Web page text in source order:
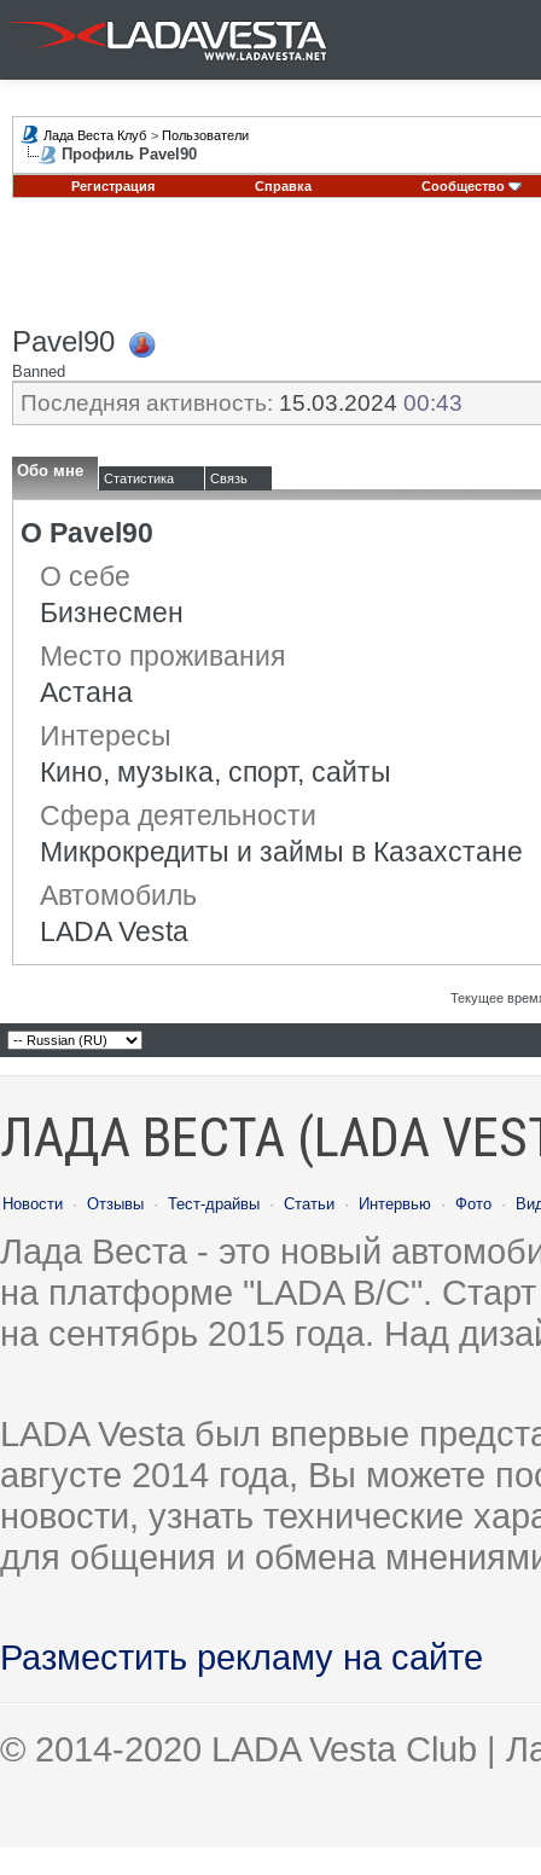
Лада Веста Клуб > Пользователи
Профиль Pavel90
Регистрация Справка Сообщество
Pavel90
Banned
Последняя активность: 15.03.2024 00:43
Обо мне Статистика Связь
О Pavel90
О себе
Бизнесмен
Место проживания
Астана
Интересы
Кино, музыка, спорт, сайты
Сфера деятельности
Микрокредиты и займы в Казахстане
Автомобиль
LADA Vesta
Текущее
ЛАДА ВЕСТА (LADA
Новости · Отзывы · Тест-драйвы · Статьи · Интервью · Фото ·
Лада Веста - это новый
на платформе "LADA B/C".
на сентябрь 2015 года. Над
LADA Vesta был впервые
августе 2014 года, Вы можете
новости, узнать технические
для общения и обмена
Разместить рекламу на сайте
© 2014-2020 LADA Vesta Club |